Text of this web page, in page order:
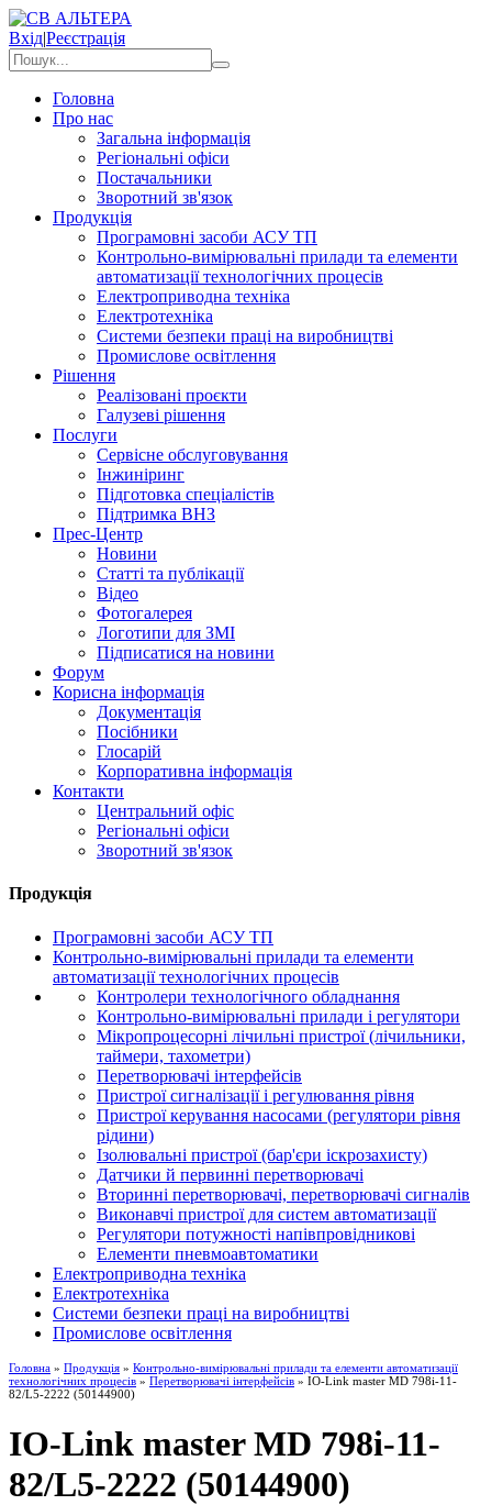
Вхід|Реєстрація
Головна
Про нас
Загальна інформація
Регіональні офіси
Постачальники
Зворотний зв'язок
Продукція
Програмовні засоби АСУ ТП
Контрольно-вимірювальні прилади та елементи
автоматизації технологічних процесів
Електроприводна техніка
Електротехніка
Системи безпеки праці на виробництві
Промислове освітлення
Рішення
Реалізовані проєкти
Галузеві рішення
Послуги
Сервісне обслуговування
Інжиніринг
Підготовка спеціалістів
Підтримка ВНЗ
Прес-Центр
Новини
Статті та публікації
Відео
Фотогалерея
Логотипи для ЗМІ
Підписатися на новини
Форум
Корисна інформація
Документація
Посібники
Глосарій
Корпоративна інформація
Контакти
Центральний офіс
Регіональні офіси
Зворотний зв'язок
Продукція
Програмовні засоби АСУ ТП
Контрольно-вимірювальні прилади та елементи
автоматизації технологічних процесів
Контролери технологічного обладнання
Контрольно-вимірювальні прилади і регулятори
Мікропроцесорні лічильні пристрої (лічильники,
таймери, тахометри)
Перетворювачі інтерфейсів
Пристрої сигналізації і регулювання рівня
Пристрої керування насосами (регулятори рівня
рідини)
Ізолювальні пристрої (бар'єри іскрозахисту)
Датчики й первинні перетворювачі
Вторинні перетворювачі, перетворювачі сигналів
Виконавчі пристрої для систем автоматизації
Регулятори потужності напівпровідникові
Елементи пневмоавтоматики
Електроприводна техніка
Електротехніка
Системи безпеки праці на виробництві
Промислове освітлення
Головна » Продукція » Контрольно-вимірювальні прилади та елементи автоматизації
технологічних процесів » Перетворювачі інтерфейсів » IO-Link master MD 798i-11-
82/L5-2222 (50144900)
IO-Link master MD 798i-11-
82/L5-2222 (50144900)